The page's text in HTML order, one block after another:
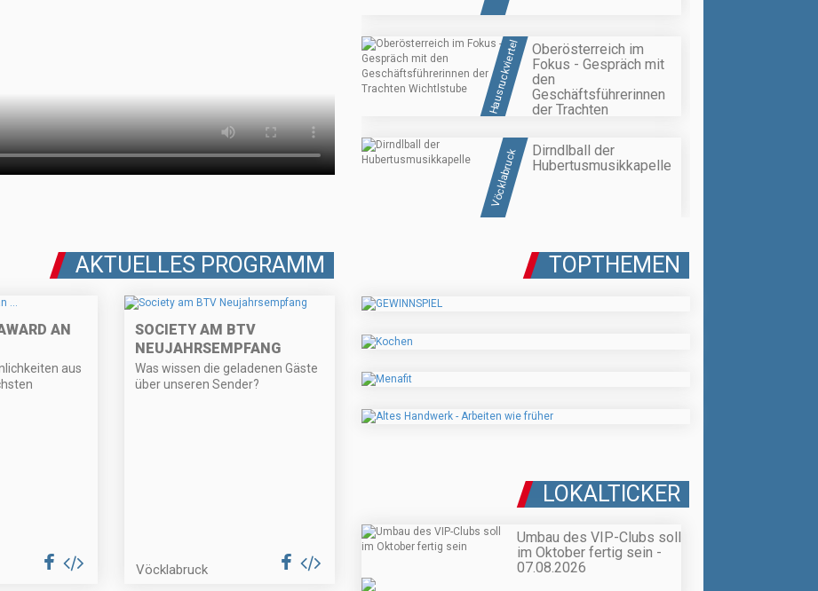
Hausruckviertel
Oberösterreich im
Fokus - Gespräch mit
den
Geschäftsführerinnen
der Trachten
Vöcklabruck
Dirndlball der
Hubertusmusikkapelle
AKTUELLES PROGRAMM
AN
aus
SOCIETY AM BTV
NEUJAHRSEMPFANG
Was wissen die geladenen Gäste
über unseren Sender?
Vöcklabruck
TOPTHEMEN
LOKALTICKER
Umbau des VIP-Clubs soll
im Oktober fertig sein -
07.08.2026